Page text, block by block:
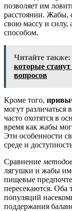
позволяет им
расстоянии. Жабы,
свою массу и силу,
способом.
Читайте также:
которые
вопросов
Кроме того,
могут различаться
часто охотятся в
время как жабы
Эти особенности
среде и
Сравнение
лягушки и жабы
пищевые
пересекаются. Оба
популяций
поддержания